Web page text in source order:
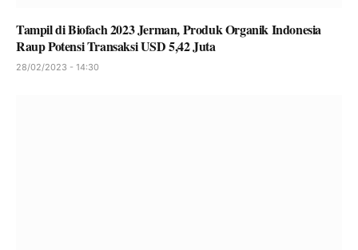
Tampil di Biofach 2023 Jerman, Produk Organik Indonesia
Raup Potensi Transaksi USD 5,42 Juta
28/02/2023 - 14:30